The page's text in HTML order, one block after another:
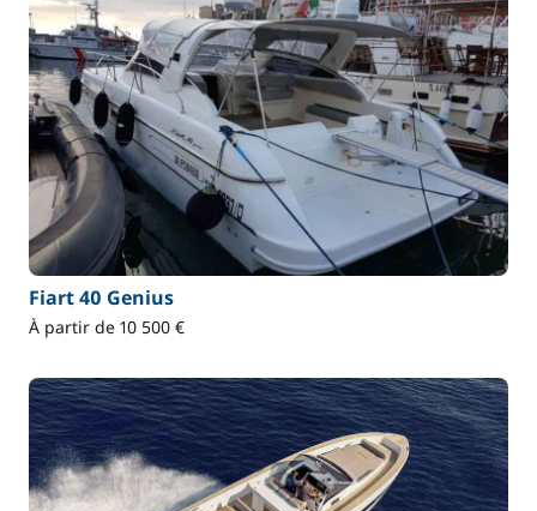
Fiart 40 Genius
À partir de 10 500 €